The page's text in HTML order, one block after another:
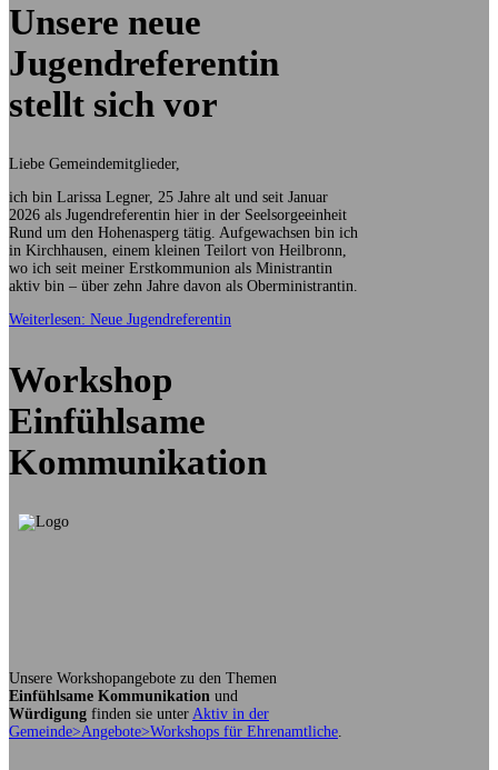
Unsere neue
Jugendreferentin
stellt sich vor
Liebe Gemeindemitglieder,
ich bin Larissa Legner, 25 Jahre alt und seit Januar
2026 als Jugendreferentin hier in der Seelsorgeeinheit
Rund um den Hohenasperg tätig. Aufgewachsen bin ich
in Kirchhausen, einem kleinen Teilort von Heilbronn,
wo ich seit meiner Erstkommunion als Ministrantin
aktiv bin – über zehn Jahre davon als Oberministrantin.
Weiterlesen: Neue Jugendreferentin
Workshop
Einfühlsame
Kommunikation
Unsere Workshopangebote zu den Themen
Einfühlsame Kommunikation und
Würdigung finden sie unter Aktiv in der
Gemeinde>Angebote>Workshops für Ehrenamtliche.